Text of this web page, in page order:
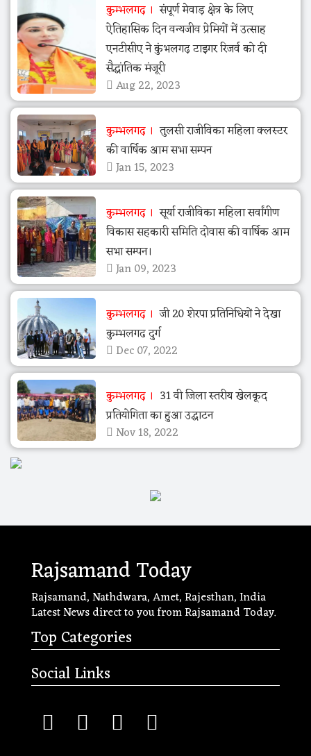
कुम्भलगढ़
संपूर्ण मेवाड़ क्षेत्र के लिए
ऐतिहासिक दिन वन्यजीव प्रेमियों में उत्साह
एनटीसीए ने कुंभलगढ़ टाइगर रिजर्व को दी
सैद्धांतिक मंजूरी
Aug 22, 2023
कुम्भलगढ़
तुलसी राजीविका महिला क्लस्टर
की वार्षिक आम सभा सम्पन
Jan 15, 2023
कुम्भलगढ़
सूर्या राजीविका महिला सर्वांगीण
विकास सहकारी समिति दोवास की वार्षिक आम
सभा सम्पन।
Jan 09, 2023
कुम्भलगढ़
जी 20 शेरपा प्रतिनिधियों ने देखा
कुम्भलगढ दुर्ग
Dec 07, 2022
कुम्भलगढ़
31 वी जिला स्तरीय खेलकूद
प्रतियोगिता का हुआ उद्घाटन
Nov 18, 2022
Rajsamand Today
Rajsamand, Nathdwara, Amet, Rajesthan, India
Latest News direct to you from Rajsamand Today.
Top Categories
Social Links